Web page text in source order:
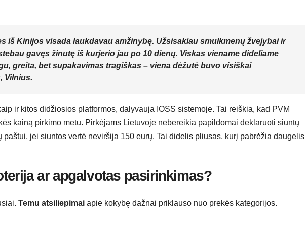
iš Kinijos visada laukdavau amžinybę. Užsisakiau smulkmenų žvejybai ir
gavęs žinutę iš kurjerio jau po 10 dienų. Viskas viename dideliame
greita, bet supakavimas tragiškas – viena dėžutė buvo visiškai
Vilnius.
ir kitos didžiosios platformos, dalyvauja IOSS sistemoje. Tai reiškia, kad PVM
kainą pirkimo metu. Pirkėjams Lietuvoje nebereikia papildomai deklaruoti siuntų
jei siuntos vertė neviršija 150 eurų. Tai didelis pliusas, kurį pabrėžia daugelis
ar apgalvotas pasirinkimas?
Temu atsiliepimai apie kokybę dažnai priklauso nuo prekės kategorijos.